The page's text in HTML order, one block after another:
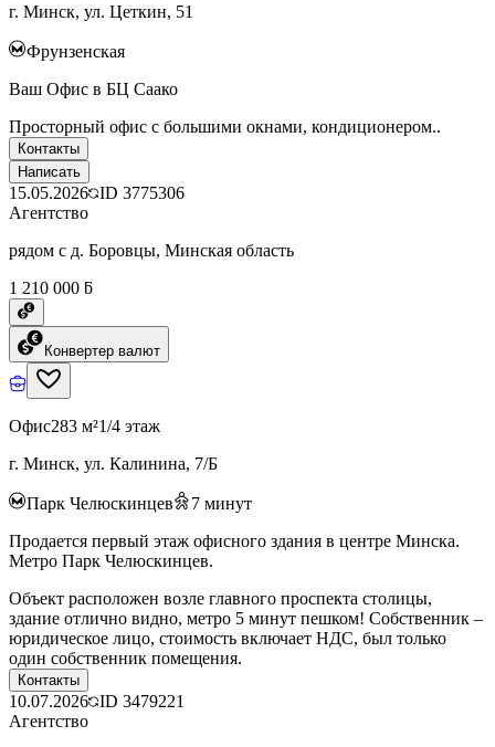
г. Минск, ул. Цеткин, 51
Фрунзенская
Ваш Офис в БЦ Саако
Просторный офис с большими окнами, кондиционером..
Контакты
Написать
15.05.2026 ID 3775306
Агентство
рядом с д. Боровцы, Минская область
1 210 000 ƃ
Конвертер валют
Офис283 м²1/4 этаж
г. Минск, ул. Калинина, 7/Б
Парк Челюскинцев 7 минут
Продается первый этаж офисного здания в центре Минска.
Метро Парк Челюскинцев.
Объект расположен возле главного проспекта столицы,
здание отлично видно, метро 5 минут пешком! Собственник –
юридическое лицо, стоимость включает НДС, был только
один собственник помещения.
Контакты
10.07.2026 ID 3479221
Агентство